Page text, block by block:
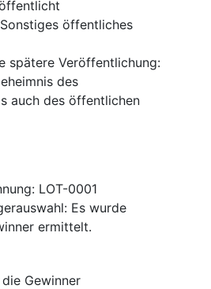
Sonstiges öffentliches
spätere Veröffentlichung:
des
auch des öffentlichen
: LOT-0001
: Es wurde
ermittelt.
Gewinner